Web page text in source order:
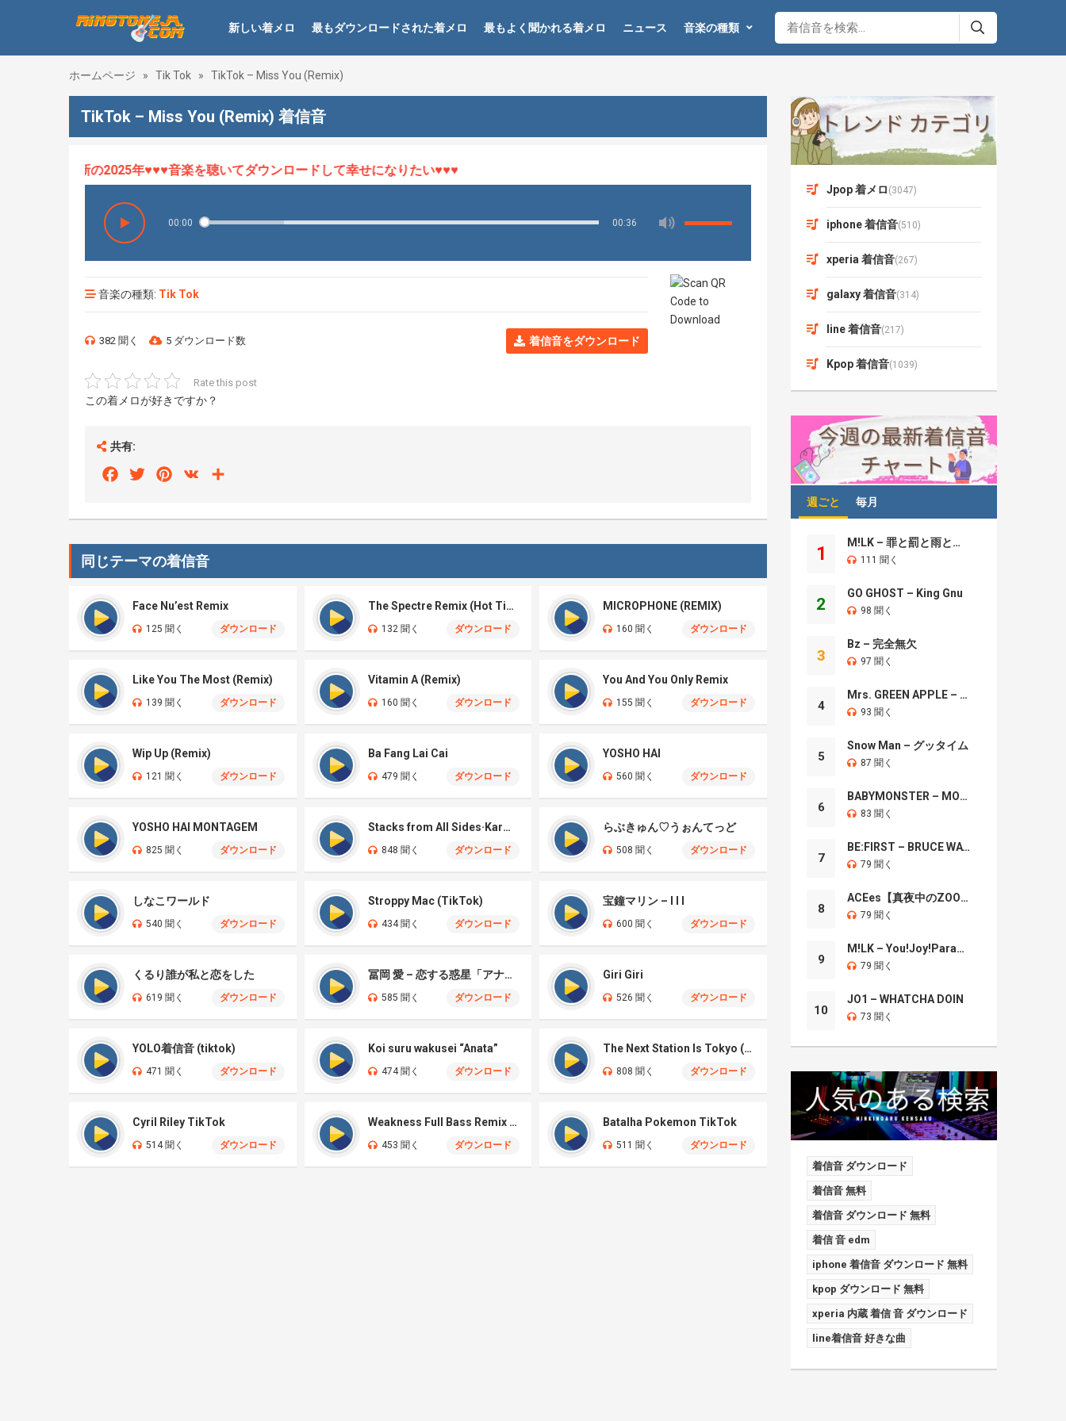
新しい着メロ 最もダウンロードされた着メロ 最もよく聞かれる着メロ ニュース 音楽の種類
ホームページ » Tik Tok » TikTok – Miss You (Remix)
TikTok – Miss You (Remix) 着信音
、最新の2025年♥♥♥音楽を聴いてダウンロードして幸せになりたい♥♥♥
00:00 00:36
音楽の種類: Tik Tok
382 聞く 5 ダウンロード数 着信音をダウンロード
Rate this post
この着メロが好きですか？
共有:
FacebookTwitterPinterest
VK
同じテーマの着信音
Face Nu’est Remix
125 聞く ダウンロード
The Spectre Remix (Hot TikTok)
132 聞く ダウンロード
MICROPHONE (REMIX)
160 聞く ダウンロード
Like You The Most (Remix)
139 聞く ダウンロード
Vitamin A (Remix)
160 聞く ダウンロード
You And You Only Remix
155 聞く ダウンロード
Wip Up (Remix)
121 聞く ダウンロード
Ba Fang Lai Cai
479 聞く ダウンロード
YOSHO HAI
560 聞く ダウンロード
YOSHO HAI MONTAGEM
825 聞く ダウンロード
Stacks from All Sides·Karma Code
848 聞く ダウンロード
らぶきゅん♡うぉんてっど
508 聞く ダウンロード
しなこワールド
540 聞く ダウンロード
Stroppy Mac (TikTok)
434 聞く ダウンロード
宝鐘マリン – I I I
600 聞く ダウンロード
くるり誰が私と恋をした
619 聞く ダウンロード
冨岡 愛 – 恋する惑星「アナタ」
585 聞く ダウンロード
Giri Giri
526 聞く ダウンロード
YOLO着信音 (tiktok)
471 聞く ダウンロード
Koi suru wakusei “Anata”
474 聞く ダウンロード
The Next Station Is Tokyo (TikTok)
808 聞く ダウンロード
Cyril Riley TikTok
514 聞く ダウンロード
Weakness Full Bass Remix (TikTok)
453 聞く ダウンロード
Batalha Pokemon TikTok
511 聞く ダウンロード
Jpop 着メロ (3047)
iphone 着信音(510)
xperia 着信音(267)
galaxy 着信音(314)
line 着信音(217)
Kpop 着信音(1039)
週ごと 毎月
1
M!LK – 罪と罰と雨とキス
111 聞く
2
GO GHOST – King Gnu
98 聞く
3
Bz – 完全無欠
97 聞く
4
Mrs. GREEN APPLE – Brand New
93 聞く
5
Snow Man – グッタイム
87 聞く
6
BABYMONSTER – MOON
83 聞く
7
BE:FIRST – BRUCE WAYNE
79 聞く
8
ACEes【真夜中のZOO】
79 聞く
9
M!LK – You!Joy!Parade!
79 聞く
10
JO1 – WHATCHA DOIN
73 聞く
着信音 ダウンロード
着信音 無料
着信音 ダウンロード 無料
着信 音 edm
iphone 着信音 ダウンロード 無料
kpop ダウンロード 無料
xperia 内蔵 着信 音 ダウンロード
line着信音 好きな曲